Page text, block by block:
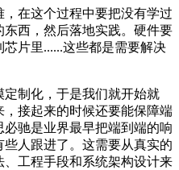
在这个过程中要把没有学过
西，然后落地实践。硬件要
片里......这些都是需要解决
制化，于是我们就开始就
接起来的时候还要能保障端
驰是业界最早把端到端的响
人跟进了。这需要从真实的
工程手段和系统架构设计来